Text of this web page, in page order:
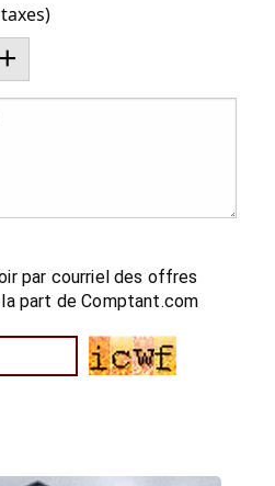
+
par courriel des offres
part de Comptant.com